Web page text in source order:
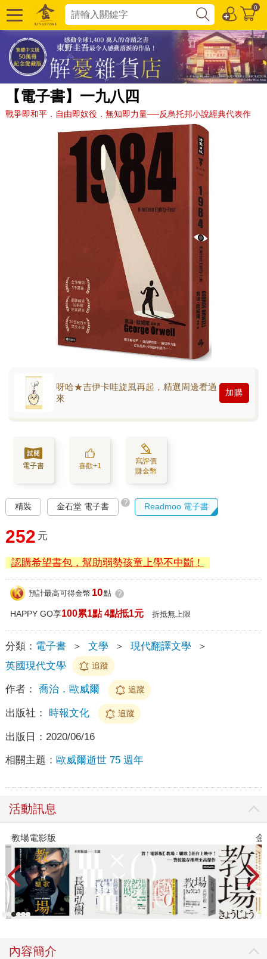
0
【電子書】一九八四
戰爭即和平．自由即奴役．無知即力量──反烏托邦小說經典代表作
呀哈★吉伊卡哇旋風再起，精選周邊看過
來
加購
電子書 喜歡+1
寫評價
賺金幣
精裝 金石堂 電子書 ? Readmoo 電子書
252 元
認購希望書包，幫助弱勢孩童上學不中斷！
預計最高可得金幣 10點 ?
HAPPY GO享100累1點 4點抵1元 折抵無上限
分類： 電子書 ＞ 文學 ＞ 現代翻譯文學
＞
英國現代文學
追蹤
作者： 喬治．歐威爾 追蹤
出版社： 時報文化 追蹤
出版日： 2020/06/16
相關主題： 歐威爾逝世 75 週年
活動訊息
教場電影版 金
內容簡介